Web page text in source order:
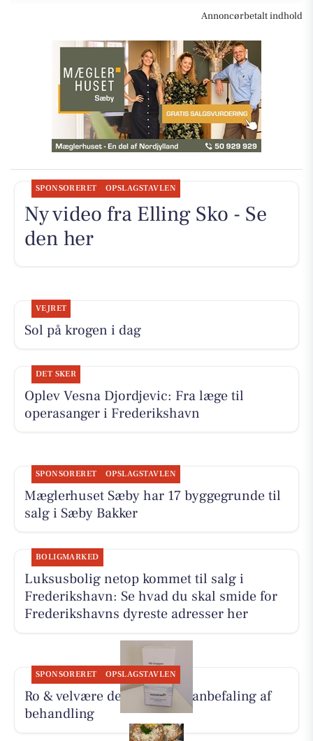
Annoncørbetalt indhold
SPONSORERET OPSLAGSTAVLEN
Ny video fra Elling Sko - Se
den her
VEJRET
Sol på krogen i dag
DET SKER
Oplev Vesna Djordjevic: Fra læge til
operasanger i Frederikshavn
SPONSORERET OPSLAGSTAVLEN
Mæglerhuset Sæby har 17 byggegrunde til
salg i Sæby Bakker
BOLIGMARKED
Luksusbolig netop kommet til salg i
Frederikshavn: Se hvad du skal smide for
Frederikshavns dyreste adresser her
SPONSORERET OPSLAGSTAVLEN
Ro & velvære deler Hennys anbefaling af
behandling